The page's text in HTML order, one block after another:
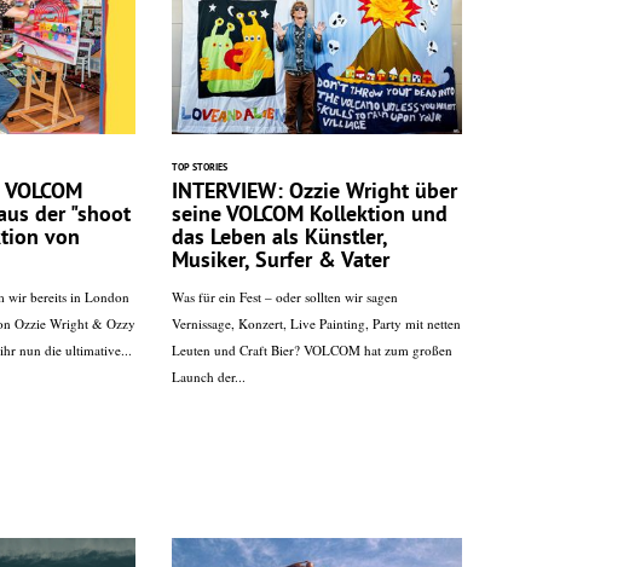
der "shoot
von
wir bereits in London
Ozzie Wright & Ozzy
nun die ultimative...
TOP STORIES
INTERVIEW: Ozzie Wright über
seine VOLCOM Kollektion und
das Leben als Künstler,
Musiker, Surfer & Vater
Was für ein Fest – oder sollten wir sagen
Vernissage, Konzert, Live Painting, Party mit netten
Leuten und Craft Bier? VOLCOM hat zum großen
Launch der...